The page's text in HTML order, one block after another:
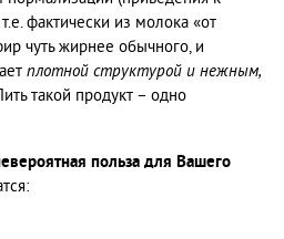
2%
фактически из молока «от
чуть жирнее обычного, и
плотной структурой и нежным,
такой продукт – одно
польза для Вашего